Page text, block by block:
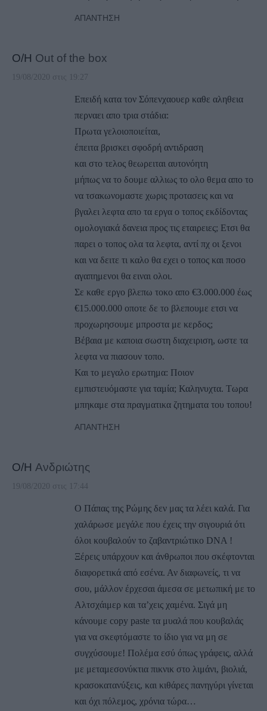
ΑΠΆΝΤΗΣΗ
Ο/Η Out of the box
19/08/2020 στις 19:27
Επειδή κατα τον Σόπενχαουερ καθε αληθεια
περναει απο τρια στάδια:
Πρωτα γελοιοποιείται,
έπειτα βρισκει σφοδρή αντιδραση
και στο τελος θεωρειται αυτονόητη
μήπως να το δουμε αλλιως το ολο θεμα απο το
να τσακωνομαστε χωρις προτασεις και να
βγαλει λεφτα απο τα εργα ο τοπος εκδίδοντας
ομολογιακά δανεια προς τις εταιρειες; Ετσι θα
παρει ο τοπος ολα τα λεφτα, αντί πχ οι ξενοι
και να δειτε τι καλο θα εχει ο τοπος και ποσο
αγαπημενοι θα ειναι ολοι.
Σε καθε εργο βλεπω τοκο απο €3.000.000 έως
€15.000.000 οποτε δε το βλεπουμε ετσι να
προχωρησουμε μπροστα με κερδος;
Βέβαια με καποια σωστη διαχειριση, ωστε τα
λεφτα να πιασουν τοπο.
Και το μεγαλο ερωτημα: Ποιον
εμπιστευόμαστε για ταμία; Καληνυχτα. Τωρα
μπηκαμε στα πραγματικα ζητηματα του τοπου!
ΑΠΆΝΤΗΣΗ
Ο/Η Ανδριώτης
19/08/2020 στις 17:44
Ο Πάπας της Ρώμης δεν μας τα λέει καλά. Για
χαλάρωσε μεγάλε που έχεις την σιγουριά ότι
όλοι κουβαλούν το ζαβαντριώτικο DNA !
Ξέρεις υπάρχουν και άνθρωποι που σκέφτονται
διαφορετικά από εσένα. Αν διαφωνείς, τι να
σου, μάλλον έρχεσαι άμεσα σε μετωπική με το
Αλτσχάιμερ και τα’χεις χαμένα. Σιγά μη
κάνουμε copy paste τα μυαλά που κουβαλάς
για να σκεφτόμαστε το ίδιο για να μη σε
συγχύσουμε! Πολέμα εσύ όπως γράφεις, αλλά
με μεταμεσονύκτια πικνικ στο λιμάνι, βιολιά,
κρασοκατανύξεις, και κιθάρες πανηγύρι γίνεται
και όχι πόλεμος, χρόνια τώρα…